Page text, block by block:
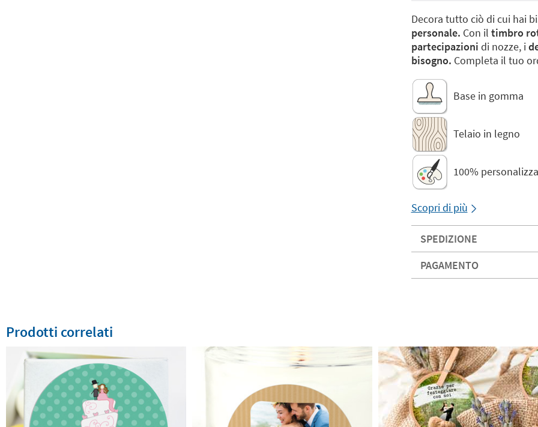
Decora tutto ciò di cui hai
personale. Con il timbro
partecipazioni di nozze, i
bisogno. Completa il tuo
Base in gomma
Telaio in legno
100%
Scopri di più
SPEDIZIONE
PAGAMENTO
Prodotti correlati